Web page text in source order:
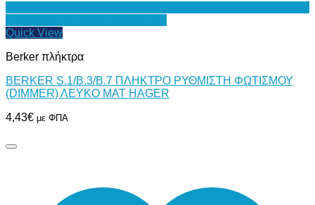
Quick View
Berker πλήκτρα
BERKER S.1/B.3/B.7 ΠΛΗΚΤΡΟ ΡΥΘΜΙΣΤΗ ΦΩΤΙΣΜΟΥ
(DIMMER) ΛΕΥΚΟ ΜΑΤ HAGER
4,43€ με ΦΠΑ